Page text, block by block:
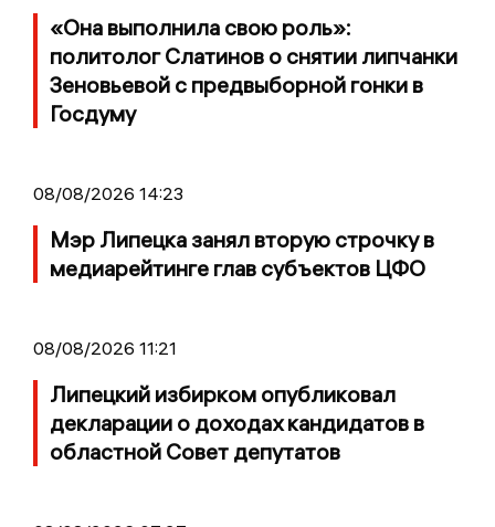
«Она выполнила свою роль»:
политолог Слатинов о снятии липчанки
Зеновьевой с предвыборной гонки в
Госдуму
08/08/2026 14:23
Мэр Липецка занял вторую строчку в
медиарейтинге глав субъектов ЦФО
08/08/2026 11:21
Липецкий избирком опубликовал
декларации о доходах кандидатов в
областной Совет депутатов